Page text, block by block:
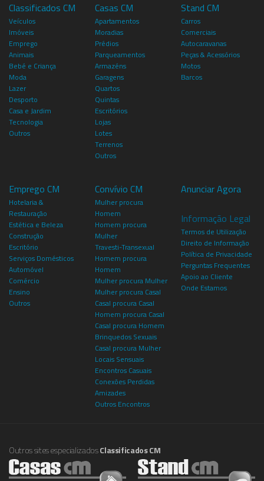
Classificados CM
Veículos
Imóveis
Emprego
Animais
Bebé e Criança
Moda
Lazer
Desporto
Casa e Jardim
Tecnologia
Outros
Casas CM
Apartamentos
Moradias
Prédios
Parqueamentos
Armazéns
Garagens
Quartos
Quintas
Escritórios
Lojas
Lotes
Terrenos
Outros
Stand CM
Carros
Comerciais
Autocaravanas
Peças & Acessórios
Motos
Barcos
Emprego CM
Hotelaria &
Restauração
Estética e Beleza
Construção
Escritório
Serviços Domésticos
Automóvel
Comércio
Ensino
Outros
Convívio CM
Mulher procura
Homem
Homem procura
Mulher
Travesti-Transexual
Homem procura
Homem
Mulher procura Mulher
Mulher procura Casal
Casal procura Casal
Homem procura Casal
Casal procura Homem
Brinquedos Sexuais
Casal procura Mulher
Locais Sensuais
Encontros Casuais
Conexões Perdidas
Amizades
Outros Encontros
Anunciar Agora
Informação Legal
Termos de Utilização
Direito de Informação
Política de Privacidade
Perguntas Frequentes
Apoio ao Cliente
Onde Estamos
Outros sites especializadosClassificados CM